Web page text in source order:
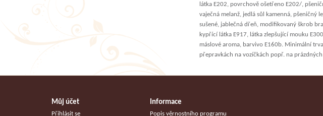
látka E202, povrchově ošetřeno E202/,
vaječná melanž, jedlá sůl kamenná, pšeničný
sušené, jablečná dřeň, modifikovaný škrob
kypřící látka E917, látka zlepšující mouku
máslové aroma, barvivo E160b. Minimální
přepravkách na vozíčkách popř. na
Můj účet
Přihlásit se
Informace
Popis věrnostního programu